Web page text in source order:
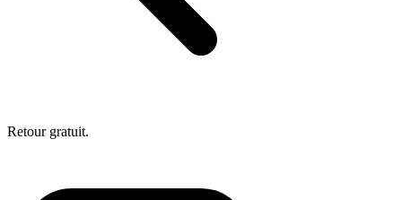
Retour gratuit.